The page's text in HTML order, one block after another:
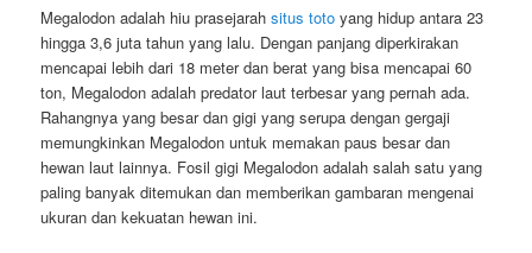
Megalodon adalah hiu prasejarahsitus toto yang hidup antara 23
hingga 3,6 juta tahun yang lalu. Dengan panjang diperkirakan
mencapai lebih dari 18 meter dan berat yang bisa mencapai 60
ton, Megalodon adalah predator laut terbesar yang pernah ada.
Rahangnya yang besar dan gigi yang serupa dengan gergaji
memungkinkan Megalodon untuk memakan paus besar dan
hewan laut lainnya. Fosil gigi Megalodon adalah salah satu yang
paling banyak ditemukan dan memberikan gambaran mengenai
ukuran dan kekuatan hewan ini.